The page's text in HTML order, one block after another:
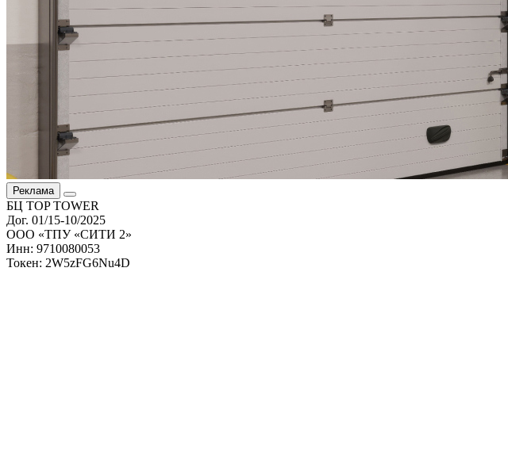
Реклама
БЦ TOP TOWER
Дог. 01/15-10/2025
ООО «ТПУ «СИТИ 2»
Инн: 9710080053
Токен: 2W5zFG6Nu4D